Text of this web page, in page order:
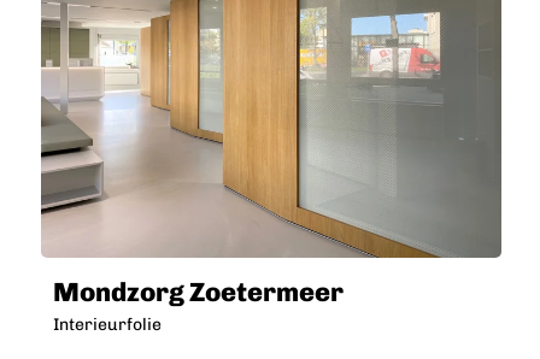
Mondzorg Zoetermeer
Interieurfolie